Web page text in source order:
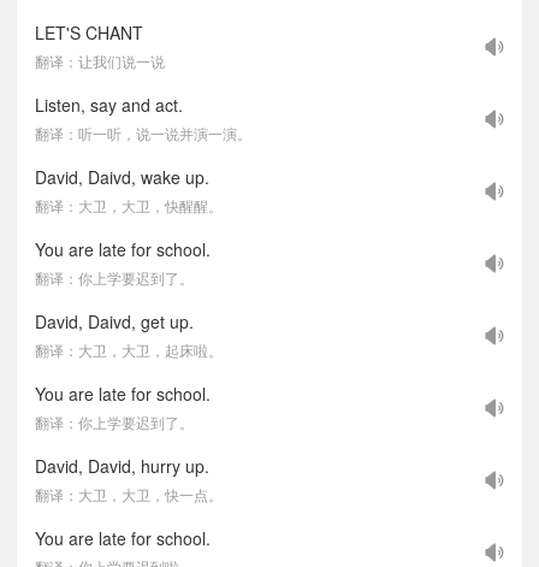
LET'S CHANT
翻译：让我们说一说
Listen, say and act.
翻译：听一听，说一说并演一演。
David, Daivd, wake up.
翻译：大卫，大卫，快醒醒。
You are late for school.
翻译：你上学要迟到了。
David, Daivd, get up.
翻译：大卫，大卫，起床啦。
You are late for school.
翻译：你上学要迟到了。
David, David, hurry up.
翻译：大卫，大卫，快一点。
You are late for school.